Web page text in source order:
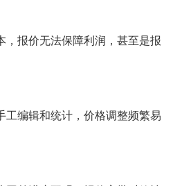
，报价无法保障利润，甚至是报
工编辑和统计，价格调整频繁易